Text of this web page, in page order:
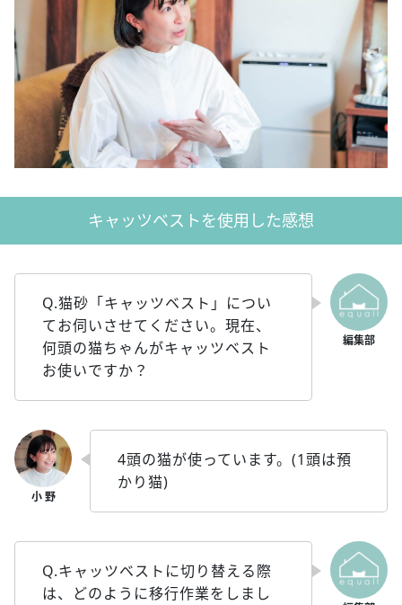
キャッツベストを使用した感想
Q.猫砂「キャッツベスト」につい
てお伺いさせてください。現在、
何頭の猫ちゃんがキャッツベスト
お使いですか？
4頭の猫が使っています。(1頭は預
かり猫)
Q.キャッツベストに切り替える際
は、どのように移行作業をしまし